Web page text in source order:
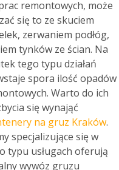
remontowych, może
się to ze skuciem
zerwaniem podłóg,
tynków ze ścian. Na
tego typu działań
spora ilość opadów
Warto do ich
się wynająć
na gruz Kraków.
specjalizujące się w
typu usługach oferują
wywóz gruzu